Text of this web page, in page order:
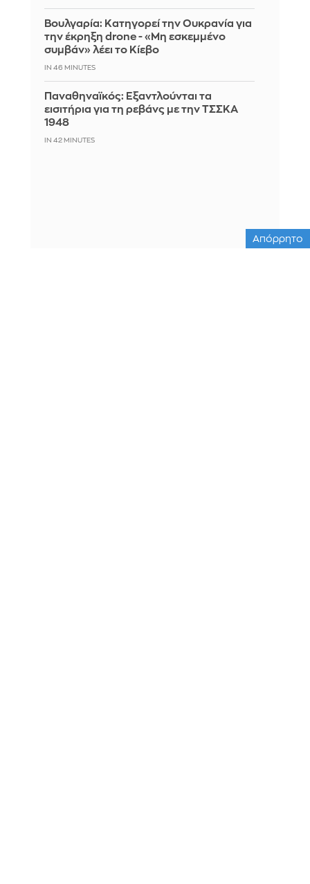
Βουλγαρία: Κατηγορεί την Ουκρανία για
την έκρηξη drone - «Μη εσκεμμένο
συμβάν» λέει το Κίεβο
IN 46 MINUTES
Παναθηναϊκός: Εξαντλούνται τα
εισιτήρια για τη ρεβάνς με την ΤΣΣΚΑ
1948
IN 42 MINUTES
Απόρρητο